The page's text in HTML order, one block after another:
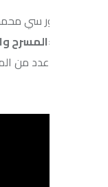
سي محمد أغليمو،
والحياة
من المختصين